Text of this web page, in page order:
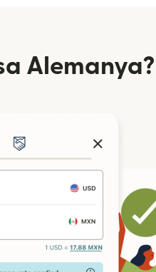
Alemanya?